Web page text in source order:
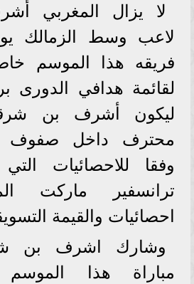
لا يزال المغربي
لاعب وسط الزمالك
فريقه هذا الموسم
ليكون أشرف بن
محترف داخل صفوف
وفقا للاحصائيات
ترانسفير ماركت
احصائيات والقيمة
مباراة هذا